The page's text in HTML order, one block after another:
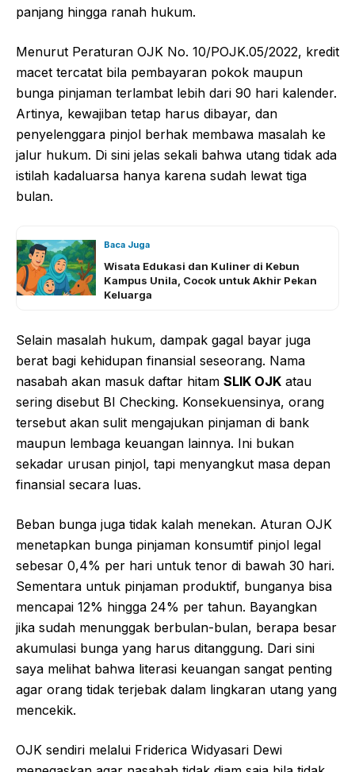
panjang hingga ranah hukum.
Menurut Peraturan OJK No. 10/POJK.05/2022, kredit
macet tercatat bila pembayaran pokok maupun
bunga pinjaman terlambat lebih dari 90 hari kalender.
Artinya, kewajiban tetap harus dibayar, dan
penyelenggara pinjol berhak membawa masalah ke
jalur hukum. Di sini jelas sekali bahwa utang tidak ada
istilah kadaluarsa hanya karena sudah lewat tiga
bulan.
Baca Juga
Wisata Edukasi dan Kuliner di Kebun
Kampus Unila, Cocok untuk Akhir Pekan
Keluarga
Selain masalah hukum, dampak gagal bayar juga
berat bagi kehidupan finansial seseorang. Nama
nasabah akan masuk daftar hitam SLIK OJK atau
sering disebut BI Checking. Konsekuensinya, orang
tersebut akan sulit mengajukan pinjaman di bank
maupun lembaga keuangan lainnya. Ini bukan
sekadar urusan pinjol, tapi menyangkut masa depan
finansial secara luas.
Beban bunga juga tidak kalah menekan. Aturan OJK
menetapkan bunga pinjaman konsumtif pinjol legal
sebesar 0,4% per hari untuk tenor di bawah 30 hari.
Sementara untuk pinjaman produktif, bunganya bisa
mencapai 12% hingga 24% per tahun. Bayangkan
jika sudah menunggak berbulan-bulan, berapa besar
akumulasi bunga yang harus ditanggung. Dari sini
saya melihat bahwa literasi keuangan sangat penting
agar orang tidak terjebak dalam lingkaran utang yang
mencekik.
OJK sendiri melalui Friderica Widyasari Dewi